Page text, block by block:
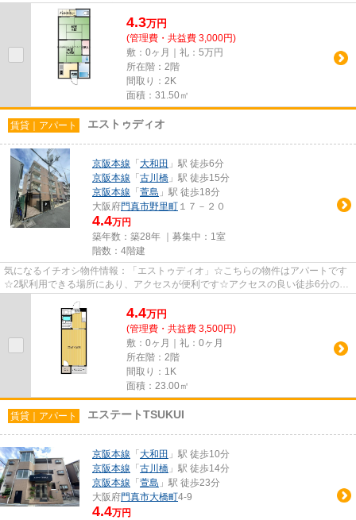
に不動産情報を集めたい方は...
4.3万円
(管理費・共益費 3,000円)
敷：0ヶ月｜礼：5万円
所在階：2階
間取り：2K
面積：31.50㎡
賃貸｜アパート エストゥディオ
京阪本線 「 大和田 」駅 徒歩6分
京阪本線 「 古川橋 」駅 徒歩15分
京阪本線 「 萱島 」駅 徒歩18分
大阪府門真市野里町 １７－２０
4.4万円
築年数：築28年 ｜募集中： 1室
階数：4階建
気になるイチオシ物件情報：「エストゥディオ」☆こちらの物件はアパートです
☆2駅利用できる場所にあり、アクセスが便利です☆アクセスの良い徒歩6分の物
4.4万円
(管理費・共益費 3,500円)
敷：0ヶ月｜礼：0ヶ月
所在階：2階
間取り：1K
面積：23.00㎡
賃貸｜アパート エステートTSUKUI
京阪本線 「 大和田 」駅 徒歩10分
京阪本線 「 古川橋 」駅 徒歩14分
京阪本線 「 萱島 」駅 徒歩23分
大阪府門真市大橋町4-9
4.4万円